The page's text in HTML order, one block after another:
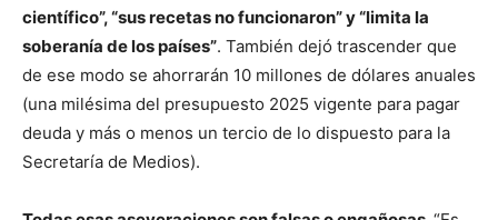
científico”, “sus recetas no funcionaron” y “limita la
soberanía de los países”. También dejó trascender que
de ese modo se ahorrarán 10 millones de dólares anuales
(una milésima del presupuesto 2025 vigente para pagar
deuda y más o menos un tercio de lo dispuesto para la
Secretaría de Medios).